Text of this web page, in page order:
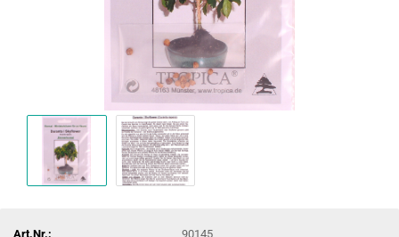
Art.Nr.:
90145